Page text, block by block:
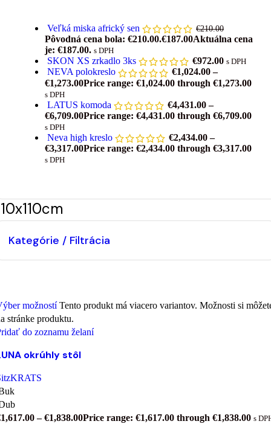
Veľká miska africký sen €210.00
Pôvodná cena bola: €210.00.€187.00Aktuálna cena
je: €187.00. s DPH
SKON XS zrkadlo 3ks €972.00 s DPH
NEVA polokreslo €1,024.00 –
€1,273.00Price range: €1,024.00 through €1,273.00
s DPH
LATUS komoda €4,431.00 –
€6,709.00Price range: €4,431.00 through €6,709.00
s DPH
Neva high kreslo €2,434.00 –
€3,317.00Price range: €2,434.00 through €3,317.00
s DPH
Kategórie / Filtrácia
možností Tento produkt má viacero variantov. Možnosti si
stránke produktu.
do zoznamu želaní
okrúhly stôl
1,617.00 – €1,838.00Price range: €1,617.00 through €1,838.00 s